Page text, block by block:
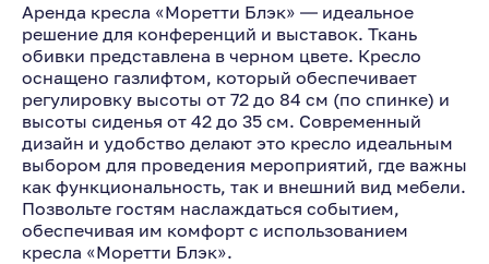
Аренда кресла «Моретти Блэк» — идеальное
решение для конференций и выставок. Ткань
обивки представлена в черном цвете. Кресло
оснащено газлифтом, который обеспечивает
регулировку высоты от 72 до 84 см (по спинке) и
высоты сиденья от 42 до 35 см. Современный
дизайн и удобство делают это кресло идеальным
выбором для проведения мероприятий, где важны
как функциональность, так и внешний вид мебели.
Позвольте гостям наслаждаться событием,
обеспечивая им комфорт с использованием
кресла «Моретти Блэк».